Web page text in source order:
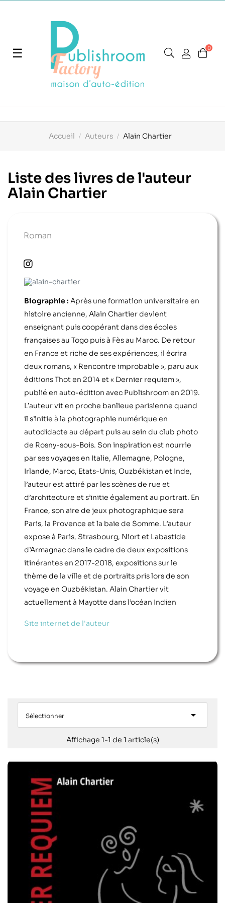
Basculer
navigation
☰ 0
Accueil Auteurs Alain Chartier
Liste des livres de l'auteur
Alain Chartier
Roman
Biographie : Après une formation universitaire en
histoire ancienne, Alain Chartier devient
enseignant puis coopérant dans des écoles
françaises au Togo puis à Fès au Maroc. De retour
en France et riche de ses expériences, il écrira
deux romans, « Rencontre improbable », paru aux
éditions Thot en 2014 et « Dernier requiem »,
publié en auto-édition avec Publishroom en 2019.
L’auteur vit en proche banlieue parisienne quand
il s’initie à la photographie numérique en
autodidacte au départ puis au sein du club photo
de Rosny-sous-Bois. Son inspiration est nourrie
par ses voyages en Italie, Allemagne, Pologne,
Irlande, Maroc, Etats-Unis, Ouzbékistan et Inde,
l’auteur est attiré par les scènes de rue et
d’architecture et s’initie également au portrait. En
France, son aire de jeux photographique sera
Paris, la Provence et la baie de Somme. L’auteur
expose à Paris, Strasbourg, Niort et Labastide
d’Armagnac dans le cadre de deux expositions
itinérantes en 2017-2018, expositions sur le
thème de la ville et de portraits pris lors de son
voyage en Ouzbékistan. Alain Chartier vit
actuellement à Mayotte dans l’océan Indien
Site internet de l'auteur
Sélectionner 
Affichage 1-1 de 1 article(s)